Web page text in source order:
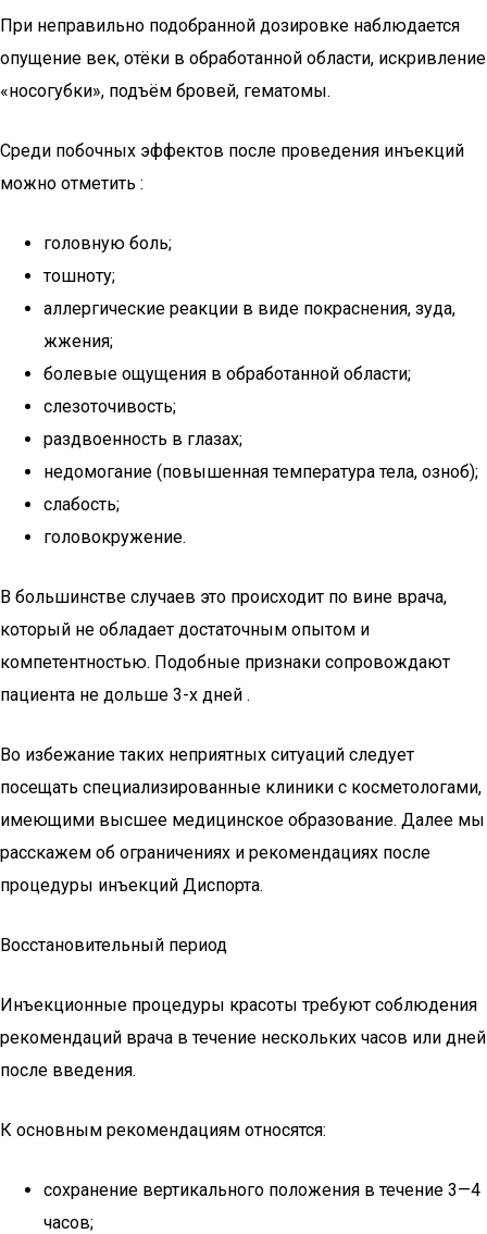
При неправильно подобранной дозировке наблюдается
опущение век, отёки в обработанной области, искривление
«носогубки», подъём бровей, гематомы.
Среди побочных эффектов после проведения инъекций
можно отметить :
головную боль;
тошноту;
аллергические реакции в виде покраснения, зуда,
жжения;
болевые ощущения в обработанной области;
слезоточивость;
раздвоенность в глазах;
недомогание (повышенная температура тела, озноб);
слабость;
головокружение.
В большинстве случаев это происходит по вине врача,
который не обладает достаточным опытом и
компетентностью. Подобные признаки сопровождают
пациента не дольше 3-х дней .
Во избежание таких неприятных ситуаций следует
посещать специализированные клиники с косметологами,
имеющими высшее медицинское образование. Далее мы
расскажем об ограничениях и рекомендациях после
процедуры инъекций Диспорта.
Восстановительный период
Инъекционные процедуры красоты требуют соблюдения
рекомендаций врача в течение нескольких часов или дней
после введения.
К основным рекомендациям относятся:
сохранение вертикального положения в течение 3—4
часов;